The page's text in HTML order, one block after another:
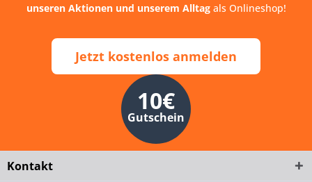
unseren Aktionen und unserem Alltagals Onlineshop!
Jetzt kostenlos anmelden
10€
Gutschein
Kontakt